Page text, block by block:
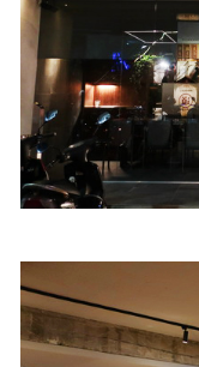
日記簿
餐桌週記
享樂隨手拍
照相簿
影音區
創意出版服務
歷史區
關於Yilan